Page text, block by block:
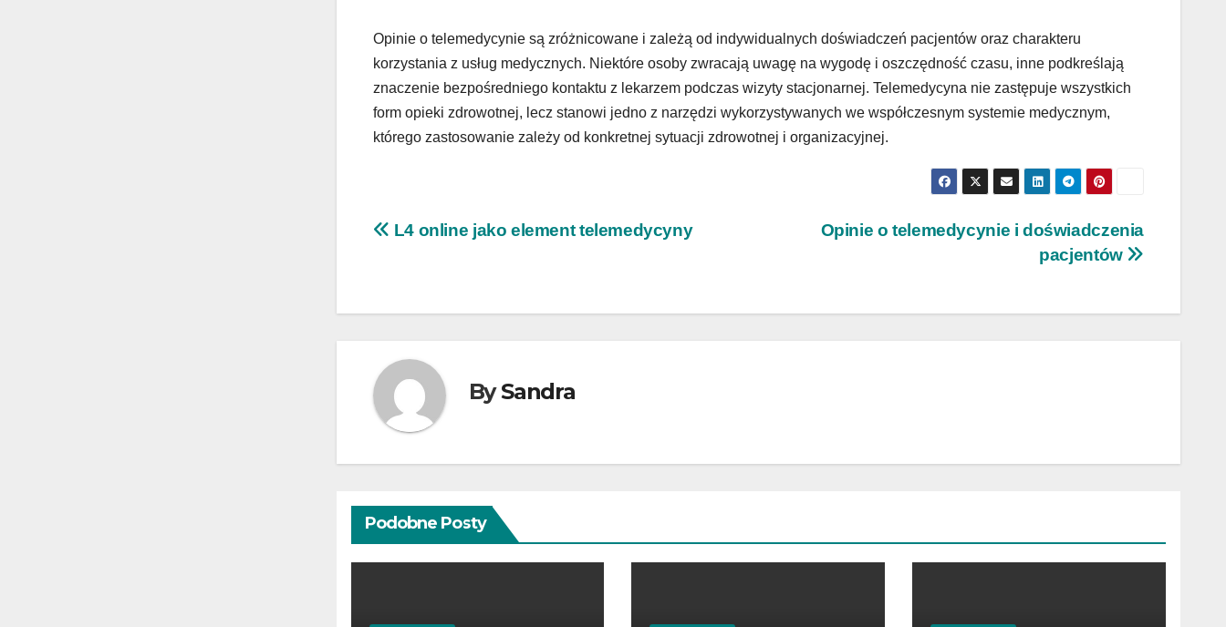
Opinie o telemedycynie są zróżnicowane i zależą od indywidualnych doświadczeń pacjentów oraz charakteru
korzystania z usług medycznych. Niektóre osoby zwracają uwagę na wygodę i oszczędność czasu, inne podkreślają
znaczenie bezpośredniego kontaktu z lekarzem podczas wizyty stacjonarnej. Telemedycyna nie zastępuje wszystkich
form opieki zdrowotnej, lecz stanowi jedno z narzędzi wykorzystywanych we współczesnym systemie medycznym,
którego zastosowanie zależy od konkretnej sytuacji zdrowotnej i organizacyjnej.
Nawigacja
Opinie o telemedycynie i doświadczenia
pacjentów
L4 online jako element telemedycyny
BySandra
Podobne Posty